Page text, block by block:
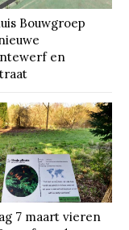
Bouwgroep
en
7 maart vieren